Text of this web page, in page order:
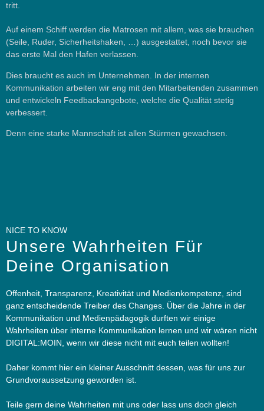
tritt.
Auf einem Schiff werden die Matrosen mit allem, was sie brauchen
(Seile, Ruder, Sicherheitshaken, …) ausgestattet, noch bevor sie
das erste Mal den Hafen verlassen.
Dies braucht es auch im Unternehmen. In der internen
Kommunikation arbeiten wir eng mit den Mitarbeitenden zusammen
und entwickeln Feedbackangebote , welche die Qualität stetig
verbessert.
Denn eine starke Mannschaft ist allen Stürmen gewachsen.
NICE TO KNOW
Unsere Wahrheiten Für
Deine Organisation
Offenheit, Transparenz, Kreativität und Medienkompetenz, sind
ganz entscheidende Treiber des Changes. Über die Jahre in der
Kommunikation und Medienpädagogik durften wir einige
Wahrheiten über interne Kommunikation lernen und wir wären nicht
DIGITAL:MOIN, wenn wir diese nicht mit euch teilen wollten!
Daher kommt hier ein kleiner Ausschnitt dessen, was für uns zur
Grundvoraussetzung geworden ist.
Teile gern deine Wahrheiten mit uns oder lass uns doch gleich